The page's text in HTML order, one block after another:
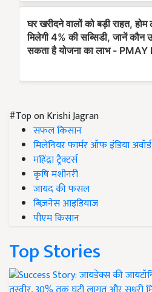
#Top on Krishi Jagran
सफल किसान
मिलेनियर फार्मर ऑफ इंडिया अवॉर्ड
महिंद्रा ट्रैक्टर्स
कृषि मशीनरी
जायद की फसल
बिज़नेस आइडियाज
पीएम किसान
Top Stories